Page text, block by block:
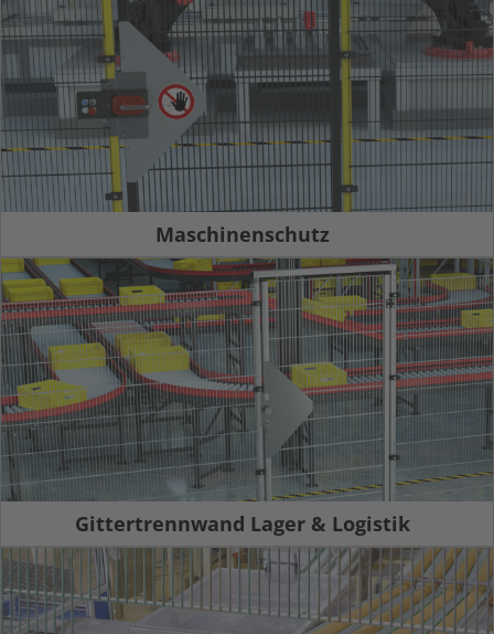
Maschinenschutz
Gittertrennwand Lager & Logistik